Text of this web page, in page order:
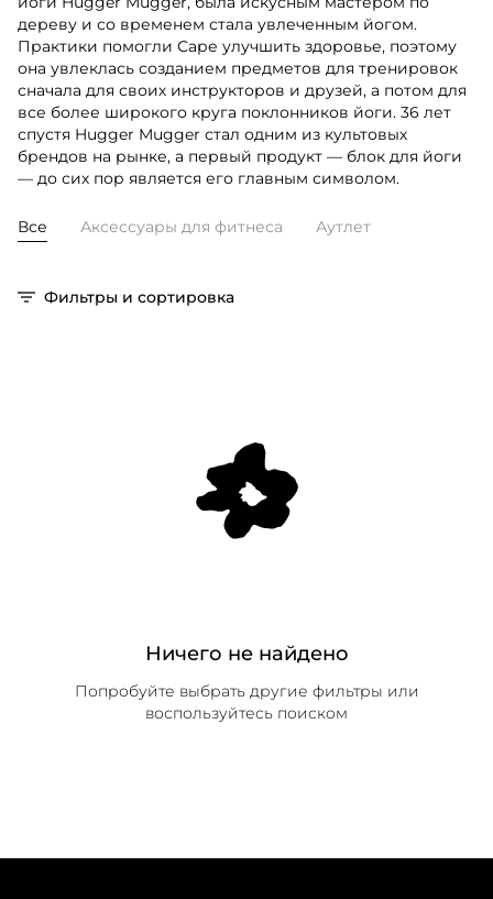
дереву и со временем стала увлеченным йогом.
Практики помогли Саре улучшить здоровье, поэтому
она увлеклась созданием предметов для тренировок
сначала для своих инструкторов и друзей, а потом для
все более широкого круга поклонников йоги. 36 лет
спустя Hugger Mugger стал одним из культовых
брендов на рынке, а первый продукт — блок для йоги
— до сих пор является его главным символом.
Все Аксессуары для фитнеса Аутлет
Фильтры и сортировка
Ничего не найдено
Попробуйте выбрать другие фильтры или
воспользуйтесь поиском